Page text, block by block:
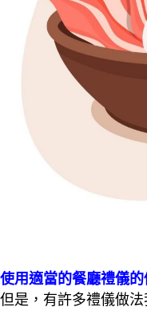
使用適當的餐廳禮儀
但是，有許多禮儀做